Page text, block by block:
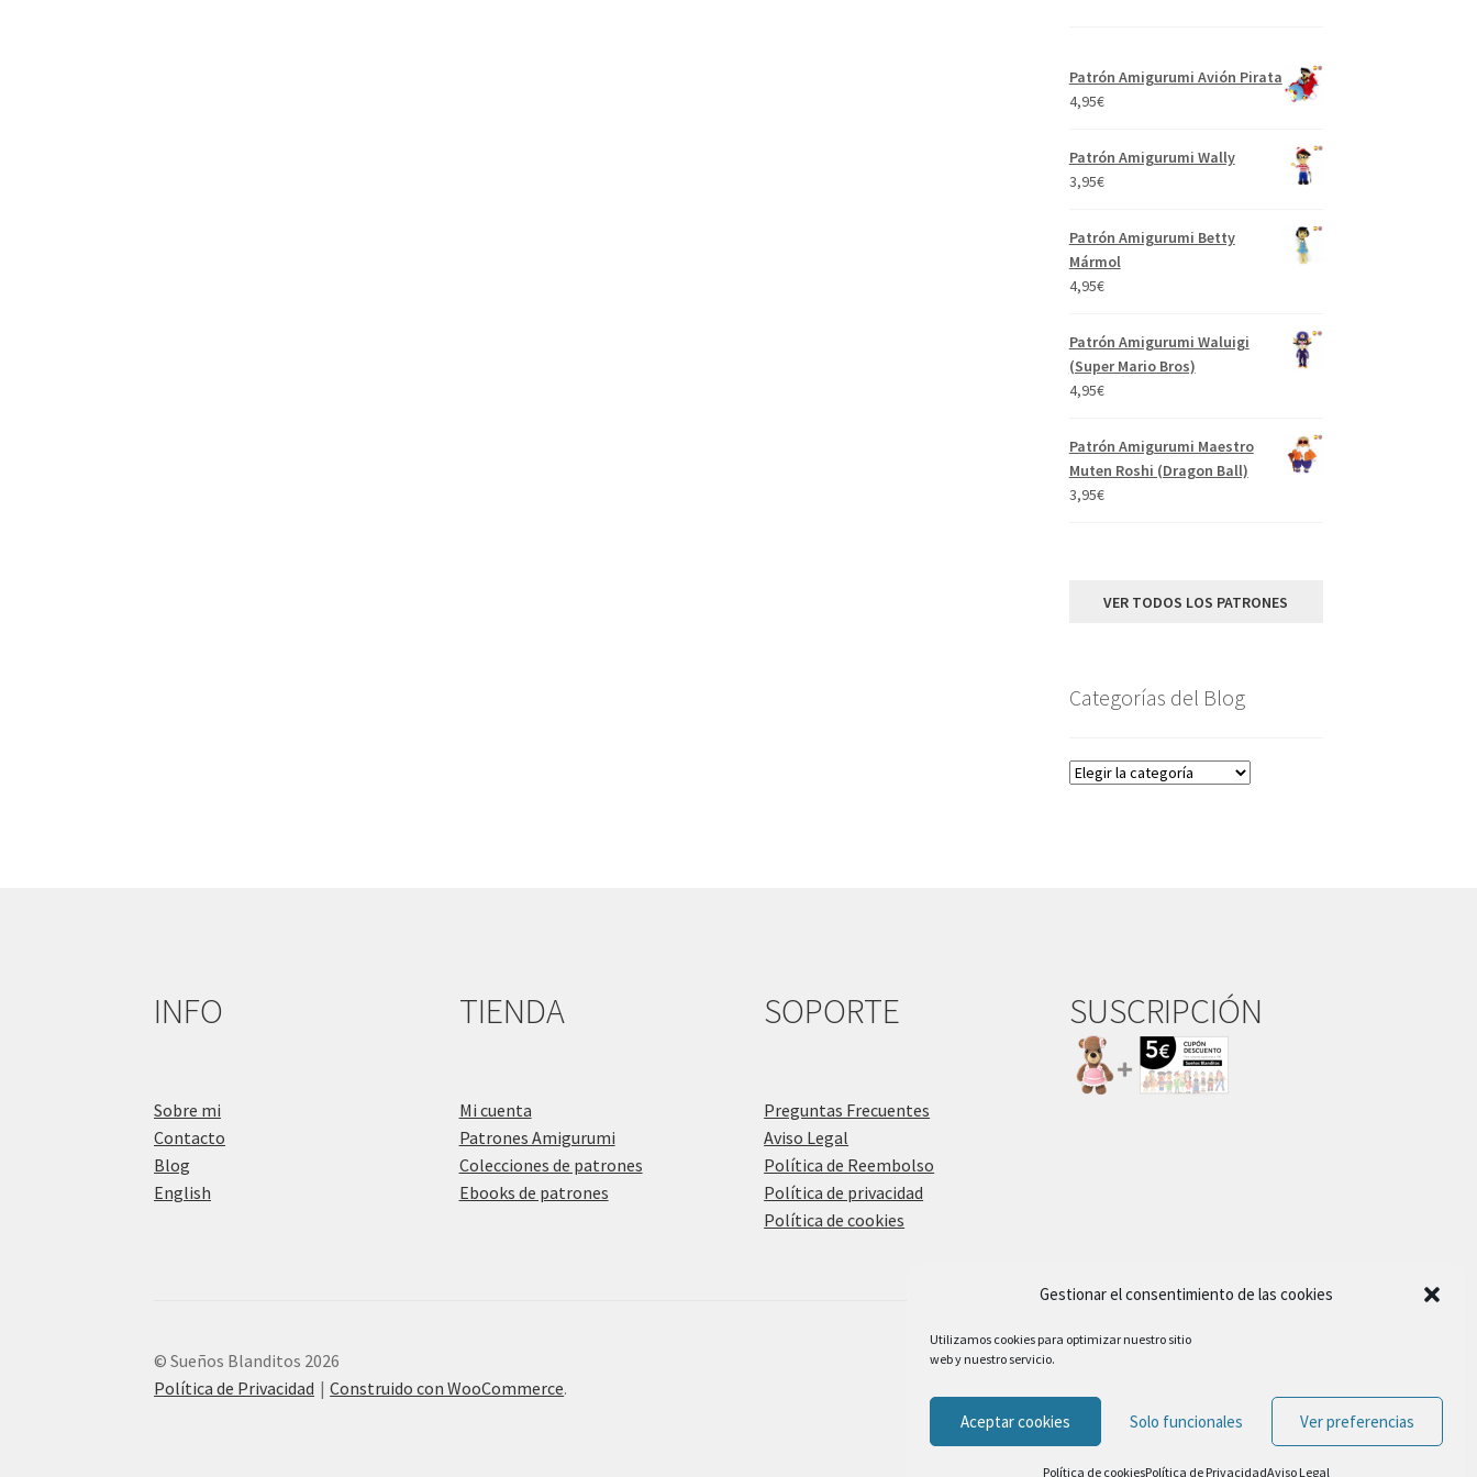
Gestionar el consentimiento de las cookies
Utilizamos cookies para optimizar nuestro sitio
web y nuestro servicio.
Aceptar cookies Solo funcionales Ver preferencias
Política de cookiesPolítica de PrivacidadAviso Legal
Patrón Amigurumi Avión Pirata
4,95€
Patrón Amigurumi Wally
3,95€
Patrón Amigurumi Betty
Mármol
4,95€
Patrón Amigurumi Waluigi
(Super Mario Bros)
4,95€
Patrón Amigurumi Maestro
Muten Roshi (Dragon Ball)
3,95€
VER TODOS LOS PATRONES
Categorías del Blog
Categorías
INFO
Sobre mi
Contacto
Blog
English
TIENDA
Mi cuenta
Patrones Amigurumi
Colecciones de patrones
Ebooks de patrones
SOPORTE
Preguntas Frecuentes
Aviso Legal
Política de Reembolso
Política de privacidad
Política de cookies
SUSCRIPCIÓN
© Sueños Blanditos 2026
Política de Privacidad
Construido con WooCommerce.